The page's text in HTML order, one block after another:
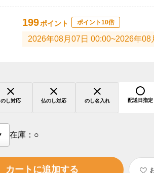
199ポイント ポイント10倍
2026年08月07日 00:00~2026年08
のし対応 仏のし対応 のし名入れ 配送日指定
在庫： ○
カートに追加する